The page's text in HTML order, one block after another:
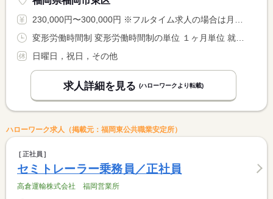
230,000円〜300,000円 ※フルタイム求人の場合は月額（換算額）、パート求人の場合は時間額を表示しています。
日曜日，祝日，その他
求人詳細を見る (ハローワークより転載)
ハローワーク求人（掲載元：福岡東公共職業安定所）
正社員
セミトレーラー乗務員／正社員
高倉運輸株式会社 福岡営業所